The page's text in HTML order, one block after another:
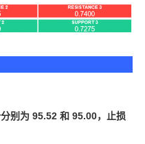
别为 95.52 和 95.00，止损